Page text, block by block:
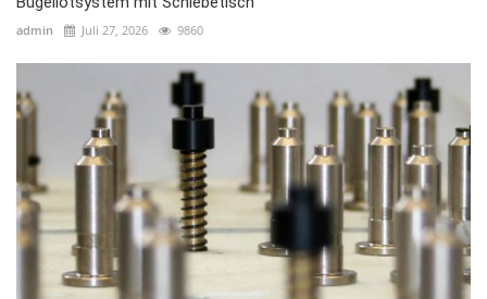
admin Juli 27, 2026 9860